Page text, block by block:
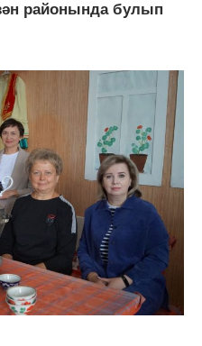
районында булып